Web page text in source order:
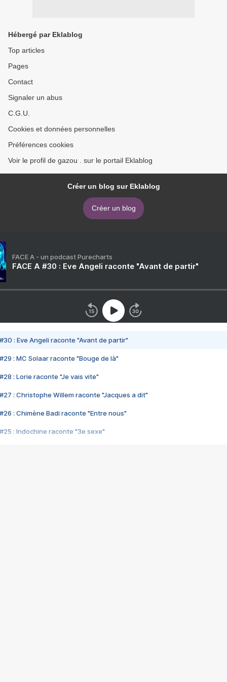
Hébergé par Eklablog
Top articles
Pages
Contact
Signaler un abus
C.G.U.
Cookies et données personnelles
Préférences cookies
Voir le profil de gazou . sur le portail Eklablog
Créer un blog sur Eklablog
Créer un blog
FACE A - un podcast Purecharts
FACE A #30 : Eve Angeli raconte "Avant de partir"
#30 : Eve Angeli raconte "Avant de partir"
#29 : MC Solaar raconte "Bouge de là"
#28 : Lorie raconte "Je vais vite"
#27 : Christophe Willem raconte "Jacques a dit"
#26 : Chimène Badi raconte "Entre nous"
#25 : Indochine raconte "3e sexe"